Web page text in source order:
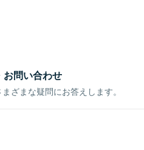
お問い合わせ
ざまな疑問にお答えします。